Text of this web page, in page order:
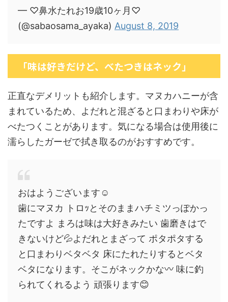
— ♡鼻水たれお19歳10ヶ月♡
(@sabaosama_ayaka) August 8, 2019
「味は好きだけど、べたつきはネック」
正直なデメリットも紹介します。マヌカハニーが含
まれているため、よだれと混ざると口まわりや床が
べたつくことがあります。気になる場合は使用後に
濡らしたガーゼで拭き取るのがおすすめです。
おはようございます☺️
歯にマヌカ トロｯとそのままハチミツっぽかっ
たですよ まろは味は大好きみたい 歯磨きはで
きないけど💦よだれとまざって ポタポタする
と口まわりベタベタ 床にたれたりするとベタ
ベタになります。そこがネックかな〰️ 味に釣
られてくれるよう 頑張ります😊